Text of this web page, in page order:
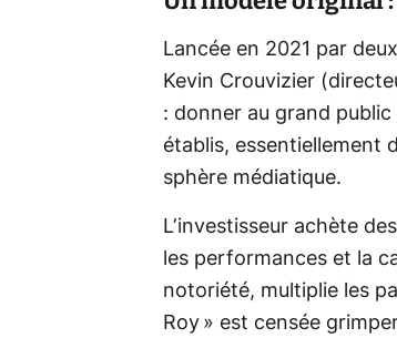
Lancée en 2021 par
Kevin Crouvizier
: donner au grand
établis, essentiellement
sphère médiatique.
L’investisseur achète
les performances et la
notoriété, multiplie les
Roy » est censée